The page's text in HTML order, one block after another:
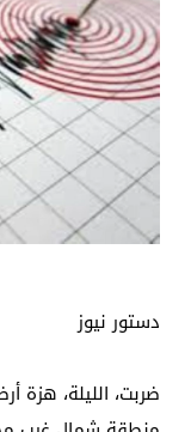
دستور نيوز